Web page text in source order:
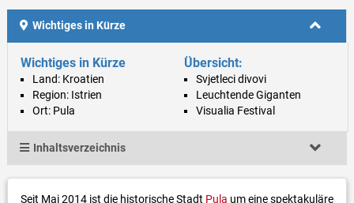
Wichtiges in Kürze
Wichtiges in Kürze
Land: Kroatien
Region: Istrien
Ort: Pula
Übersicht:
Svjetleci divovi
Leuchtende Giganten
Visualia Festival
Inhaltsverzeichnis
Seit Mai 2014 ist die historische Stadt Pula um eine spektakuläre